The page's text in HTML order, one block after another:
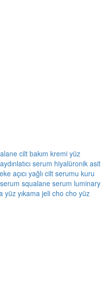
cilt bakım kremi yüz
aydınlatıcı serum hiyalüronik asit
açıcı yağlı cilt serumu kuru
squalane serum luminary
yüz yıkama jeli cho cho yüz